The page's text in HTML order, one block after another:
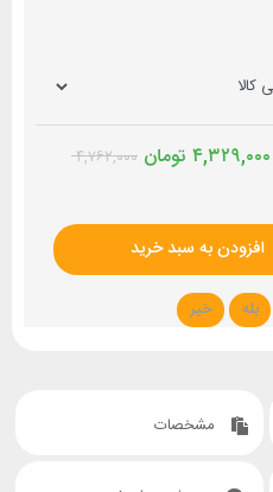
۴,۷۶۲,۰۰۰ تومان ۴,۳۲۹,۰۰۰
افزودن به سبد خرید
بله خیر
مشخصات